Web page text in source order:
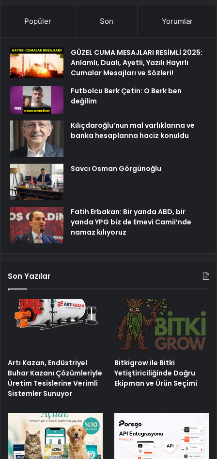
Popüler Son Yorumlar
GÜZEL CUMA MESAJLARI RESİMLİ 2025:
Anlamlı, Dualı, Ayetli, Yazılı Hayırlı
Cumalar Mesajları ve Sözleri!
Futbolcu Berk Çetin: O Berk ben
değilim
Kılıçdaroğlu’nun mal varlıklarına ve
banka hesaplarına haciz konuldu
Savcı Osman Görgünoğlu
Fatih Erbakan: Bir yanda ABD, bir
yanda YPG biz de Emevi Camii’nde
namaz kılıyoruz
Son Yazılar
Artı Kazan, Endüstriyel
Buhar Kazanı Çözümleriyle
Üretim Tesislerine Verimli
Sistemler Sunuyor
Bitkigrow ile Bitki
Yetiştiriciliğinde Doğru
Ekipman ve Ürün Seçimi